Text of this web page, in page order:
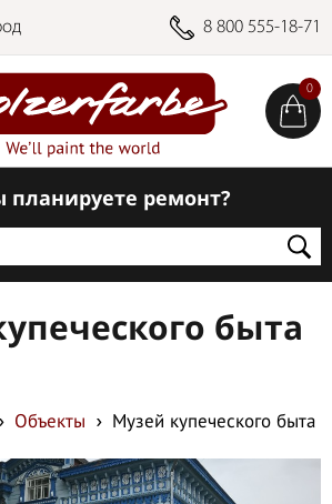
8 800 555-18-71
0
планируете ремонт?
быта
Объекты Музей купеческого быта